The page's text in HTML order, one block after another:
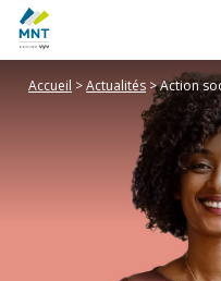
Accueil >Actualités >Action